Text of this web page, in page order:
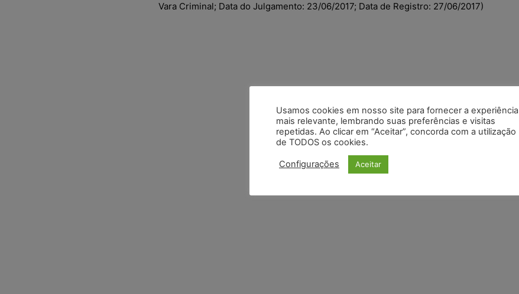
Vara Criminal; Data do Julgamento: 23/06/2017; Data de Registro: 27/06/2017)
Usamos cookies em nosso site para fornecer a experiência
mais relevante, lembrando suas preferências e visitas
repetidas. Ao clicar em “Aceitar”, concorda com a utilização
de TODOS os cookies.
Configurações Aceitar